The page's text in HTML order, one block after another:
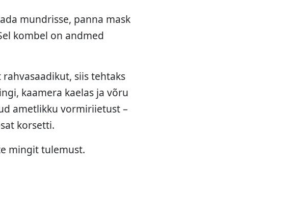
mundrisse, panna mask
kombel on andmed
siis tehtaks
kaamera kaelas ja võru
ametlikku vormiriietust –
korsetti.
mingit tulemust.